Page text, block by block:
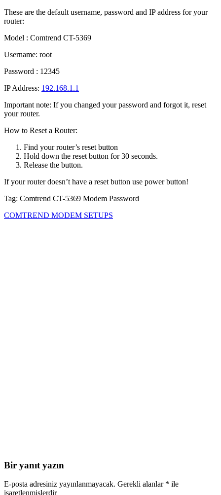
These are the default username, password and IP address for your
router:
Model : Comtrend CT-5369
Username: root
Password : 12345
IP Address: 192.168.1.1
Important note: If you changed your password and forgot it, reset
your router.
How to Reset a Router:
Find your router’s reset button
Hold down the reset button for 30 seconds.
Release the button.
If your router doesn’t have a reset button use power button!
Tag: Comtrend CT-5369 Modem Password
COMTREND MODEM SETUPS
Bir yanıt yazın
E-posta adresiniz yayınlanmayacak. Gerekli alanlar * ile
işaretlenmişlerdir